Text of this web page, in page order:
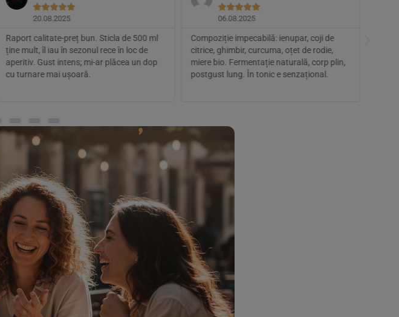

20.08.2025
Raport calitate-preț bun. Sticla de 500 ml
ține mult, îl iau în sezonul rece în loc de
aperitiv. Gust intens; mi-ar plăcea un dop
cu turnare mai ușoară.

06.08.2025
Compoziție impecabilă: ienupar, coji de
citrice, ghimbir, curcuma, oțet de rodie,
miere bio. Fermentație naturală, corp plin,
postgust lung. În tonic e senzațional.